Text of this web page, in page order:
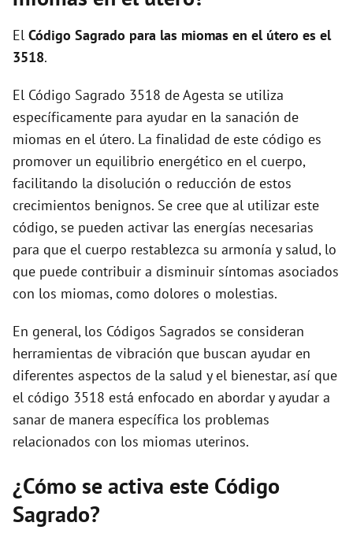
i
e
o
El Código Sagrado para las miomas en el útero es el
3518.
El Código Sagrado 3518 de Agesta se utiliza
específicamente para ayudar en la sanación de
miomas en el útero. La finalidad de este código es
promover un equilibrio energético en el cuerpo,
facilitando la disolución o reducción de estos
crecimientos benignos. Se cree que al utilizar este
código, se pueden activar las energías necesarias
para que el cuerpo restablezca su armonía y salud, lo
que puede contribuir a disminuir síntomas asociados
con los miomas, como dolores o molestias.
En general, los Códigos Sagrados se consideran
herramientas de vibración que buscan ayudar en
diferentes aspectos de la salud y el bienestar, así que
el código 3518 está enfocado en abordar y ayudar a
sanar de manera específica los problemas
relacionados con los miomas uterinos.
¿Cómo se activa este Código
Sagrado?